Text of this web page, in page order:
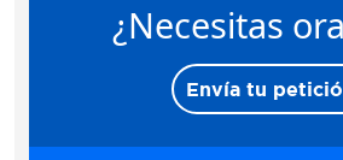
¿Necesitas
Envía tu